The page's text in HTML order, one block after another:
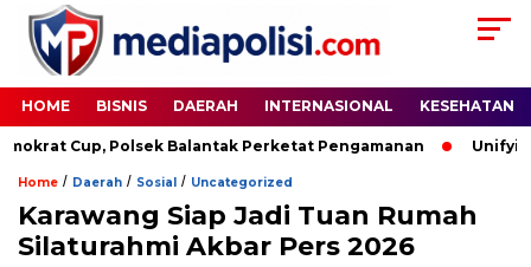
HOME BISNIS DAERAH INTERNASIONAL KESEHATAN
Cup, Polsek Balantak Perketat Pengamanan Unifying
Home / Daerah / Sosial / Uncategorized
Karawang Siap Jadi Tuan Rumah
Silaturahmi Akbar Pers 2026